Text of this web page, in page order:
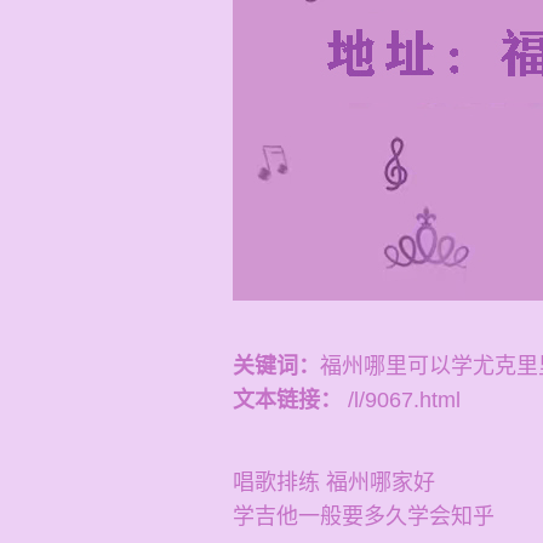
关键词： 福州哪里可以学尤克
文本链接：
/l/9067.html
唱歌排练 福州哪家好
学吉他一般要多久学会知乎